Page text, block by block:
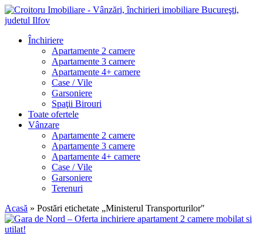
Închiriere
Apartamente 2 camere
Apartamente 3 camere
Apartamente 4+ camere
Case / Vile
Garsoniere
Spaţii Birouri
Toate ofertele
Vânzare
Apartamente 2 camere
Apartamente 3 camere
Apartamente 4+ camere
Case / Vile
Garsoniere
Terenuri
Acasă » Postări etichetate „Ministerul Transporturilor"